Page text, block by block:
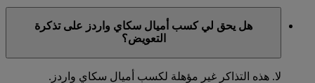
هل يحق لي كسب أميال سكاي واردز على تذكرة
التعويض؟
لا. هذه التذاكر غير مؤهلة لكسب أميال سكاي واردز.